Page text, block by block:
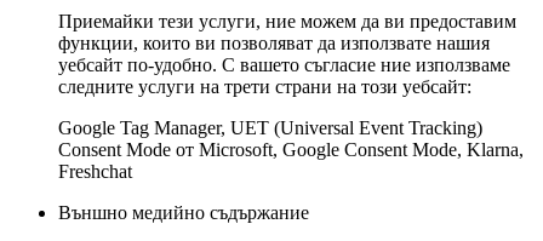
Приемайки тези услуги, ние можем да ви предоставим
функции, които ви позволяват да използвате нашия
уебсайт по-удобно. С вашето съгласие ние използваме
следните услуги на трети страни на този уебсайт:
Google Tag Manager, UET (Universal Event Tracking)
Consent Mode от Microsoft, Google Consent Mode, Klarna,
Freshchat
Външно медийно съдържание